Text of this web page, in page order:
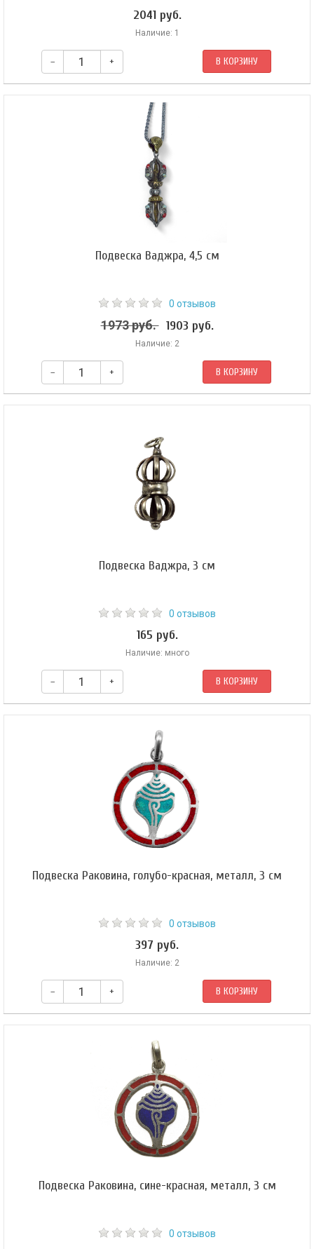
2041 руб.
Наличие: 1
– + В КОРЗИНУ
Подвеска Ваджра, 4,5 см
0 отзывов
1973 руб.1903 руб.
Наличие: 2
– + В КОРЗИНУ
Подвеска Ваджра, 3 см
0 отзывов
165 руб.
Наличие: много
– + В КОРЗИНУ
Подвеска Раковина, голубо-красная, металл, 3 см
0 отзывов
397 руб.
Наличие: 2
– + В КОРЗИНУ
Подвеска Раковина, сине-красная, металл, 3 см
0 отзывов